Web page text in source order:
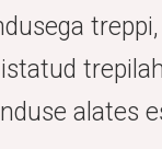
alates